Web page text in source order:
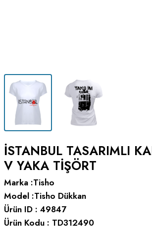
ISTANBUL TASARIMLI
V YAKA TIŞÖRT
Marka :Tisho
Model :Tisho Dükkan
Ürün ID : 49847
Ürün Kodu : TD312490